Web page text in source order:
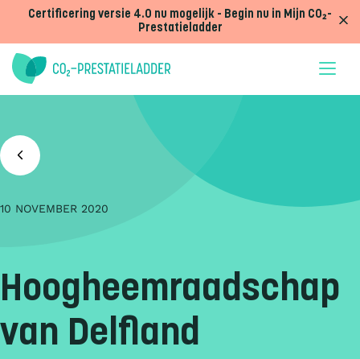
Certificering versie 4.0 nu mogelijk - Begin nu in Mijn CO₂-
Prestatieladder
10 NOVEMBER 2020
Hoogheemraadschap
van Delfland